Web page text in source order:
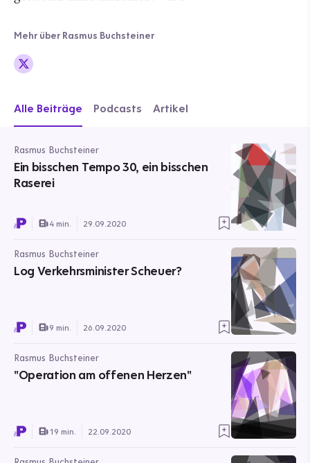
Mehr über Rasmus Buchsteiner
Alle Beiträge Podcasts Artikel
Rasmus Buchsteiner
Ein bisschen Tempo 30, ein bisschen
Raserei
4 min. 29.09.2020
Rasmus Buchsteiner
Log Verkehrsminister Scheuer?
9 min. 26.09.2020
Rasmus Buchsteiner
"Operation am offenen Herzen"
19 min. 22.09.2020